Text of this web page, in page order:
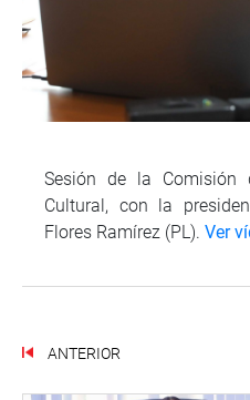
Sesión de la Comisión
Cultural, con la
Flores Ramírez (PL). Ver
ANTERIOR